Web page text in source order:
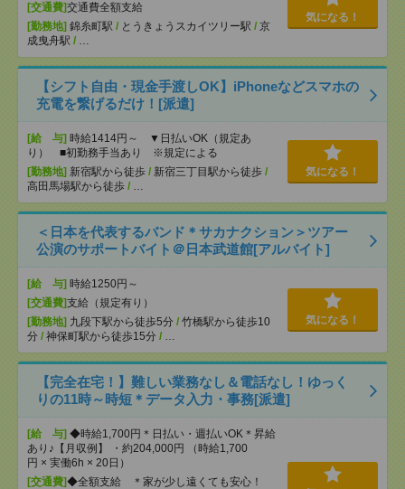
[交通費]交通費全額支給
[勤務地] 錦糸町駅 / とうきょうスカイツリー駅 / 京
成曳舟駅 / …
気になる！
【シフト自由・現金手渡しOK】iPhoneなどスマホの
充電を繋げるだけ！[派遣]
[給 与] 時給1414円～ ▼日払いOK（規定あ
り） ■初勤務手当あり ※規定による
[勤務地] 新宿駅から徒歩 / 新宿三丁目駅から徒歩 /
高田馬場駅から徒歩 / …
気になる！
＜日本を代表するバンド＊サカナクション＞ツアー
公演のサポートバイト＠日本武道館[アルバイト]
[給 与] 時給1250円～
[交通費]支給（規定有り）
[勤務地] 九段下駅から徒歩5分 / 竹橋駅から徒歩10
分 / 神保町駅から徒歩15分 / …
気になる！
【完全在宅！】難しい業務なし＆電話なし！ゆっく
りの11時～時短＊データ入力・事務[派遣]
[給 与] ◆時給1,700円＊日払い・週払いOK＊昇給
あり♪【月収例】 ・約204,000円 （時給1,700
円 × 実働6h × 20日）
[交通費]◆全額支給 ＊家が少し遠くても安心！